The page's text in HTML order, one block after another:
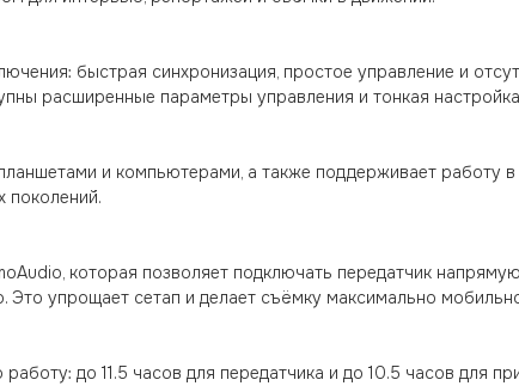
быстрая синхронизация, простое управление и
расширенные параметры управления и тонкая
и компьютерами, а также поддерживает работу
поколений.
которая позволяет подключать передатчик
Это упрощает сетап и делает съёмку максимально
до 11.5 часов для передатчика и до 10.5 часов для